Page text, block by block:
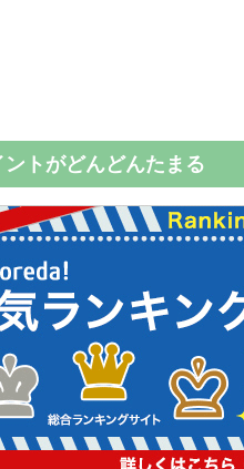
ントがどんどんたまる